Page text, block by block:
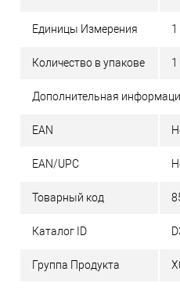
Единицы Измерения 1
Количество в упакове 1
Дополнительная
EAN
EAN/UPC
Товарный код
Каталог ID
Группа Продукта